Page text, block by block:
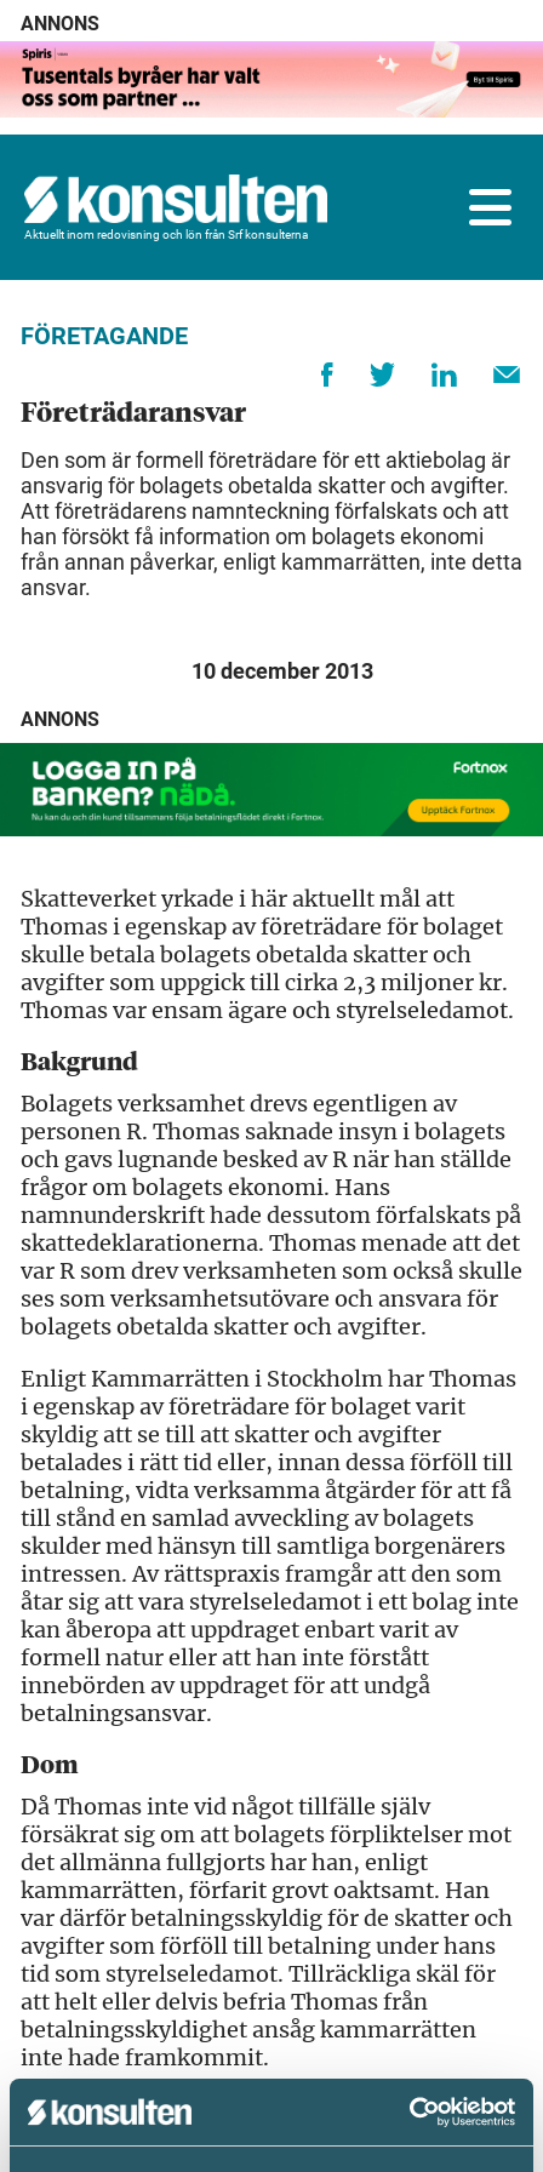
ANNONS
Aktuellt inom redovisning och lön från Srf konsulterna
FÖRETAGANDE
Företrädaransvar
Den som är formell företrädare för ett aktiebolag är
ansvarig för bolagets obetalda skatter och avgifter.
Att företrädarens namnteckning förfalskats och att
han försökt få information om bolagets ekonomi
från annan påverkar, enligt kammarrätten, inte detta
ansvar.
10 december 2013
ANNONS
Skatteverket yrkade i här aktuellt mål att
Thomas i egenskap av företrädare för bolaget
skulle betala bolagets obetalda skatter och
avgifter som uppgick till cirka 2,3 miljoner kr.
Thomas var ensam ägare och styrelseledamot.
Bakgrund
Bolagets verksamhet drevs egentligen av
personen R. Thomas saknade insyn i bolagets
och gavs lugnande besked av R när han ställde
frågor om bolagets ekonomi. Hans
namnunderskrift hade dessutom förfalskats på
skattedeklarationerna. Thomas menade att det
var R som drev verksamheten som också skulle
ses som verksamhetsutövare och ansvara för
bolagets obetalda skatter och avgifter.
Enligt Kammarrätten i Stockholm har Thomas
i egenskap av företrädare för bolaget varit
skyldig att se till att skatter och avgifter
betalades i rätt tid eller, innan dessa förföll till
betalning, vidta verksamma åtgärder för att få
till stånd en samlad avveckling av bolagets
skulder med hänsyn till samtliga borgenärers
intressen. Av rättspraxis framgår att den som
åtar sig att vara styrelseledamot i ett bolag inte
kan åberopa att uppdraget enbart varit av
formell natur eller att han inte förstått
innebörden av uppdraget för att undgå
betalningsansvar.
Dom
Då Thomas inte vid något tillfälle själv
försäkrat sig om att bolagets förpliktelser mot
det allmänna fullgjorts har han, enligt
kammarrätten, förfarit grovt oaktsamt. Han
var därför betalningsskyldig för de skatter och
avgifter som förföll till betalning under hans
tid som styrelseledamot. Tillräckliga skäl för
att helt eller delvis befria Thomas från
betalningsskyldighet ansåg kammarrätten
inte hade framkommit.
Dom 2013-10-29. Mål nr 3334-13